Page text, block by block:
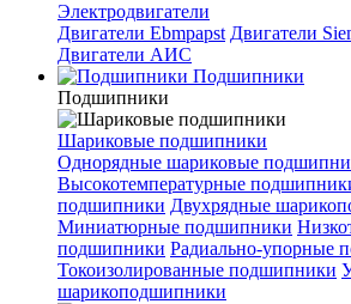
Электродвигатели
Двигатели Ebmpapst Двигатели
Двигатели АИС
Подшипники
Подшипники
Шариковые подшипники
Однорядные шариковые
Высокотемпературные
подшипники Двухрядные
Миниатюрные подшипники
подшипники Радиально-упорные
Токоизолированные подшипники
шарикоподшипники